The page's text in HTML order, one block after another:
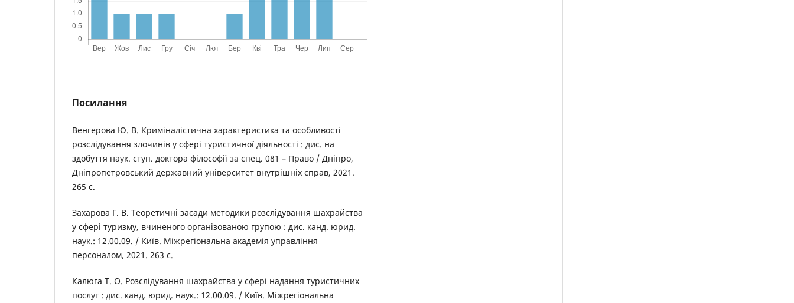
Посилання
Венгерова Ю. В. Криміналістична характеристика та особливості
розслідування злочинів у сфері туристичної діяльності : дис. на
здобуття наук. ступ. доктора філософії за спец. 081 – Право / Дніпро,
Дніпропетровський державний університет внутрішніх справ, 2021.
265 с.
Захарова Г. В. Теоретичні засади методики розслідування шахрайства
у сфері туризму, вчиненого організованою групою : дис. канд. юрид.
наук.: 12.00.09. / Київ. Міжрегіональна академія управління
персоналом, 2021. 263 с.
Калюга Т. О. Розслідування шахрайства у сфері надання туристичних
послуг : дис. канд. юрид. наук.: 12.00.09. / Київ. Міжрегіональна